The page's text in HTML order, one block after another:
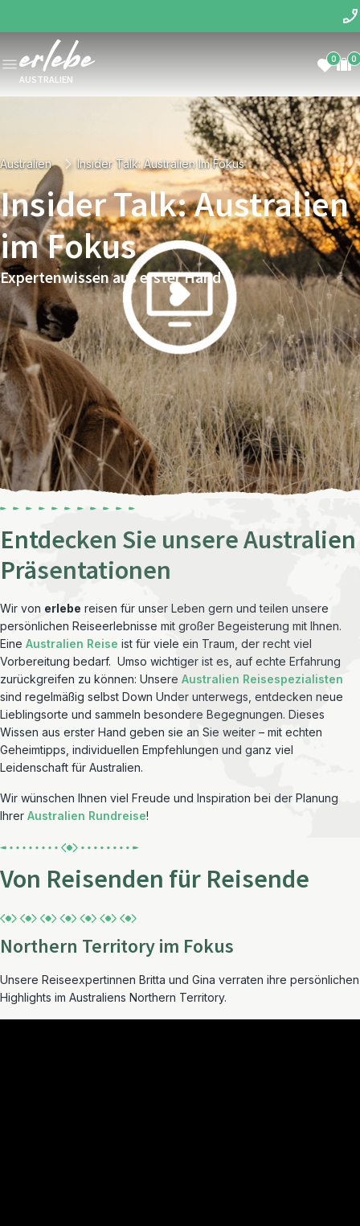
AUSTRALIEN
0 0
Australien Insider Talk: Australien Im Fokus
Insider Talk: Australien
im Fokus
Expertenwissen aus erster Hand
Entdecken Sie unsere Australien
Präsentationen
Wir von erlebe reisen für unser Leben gern und teilen unsere
persönlichen Reiseerlebnisse mit großer Begeisterung mit Ihnen.
Eine Australien Reise ist für viele ein Traum, der recht viel
Vorbereitung bedarf. Umso wichtiger ist es, auf echte Erfahrung
zurückgreifen zu können: Unsere Australien Reisespezialisten
sind regelmäßig selbst Down Under unterwegs, entdecken neue
Lieblingsorte und sammeln besondere Begegnungen. Dieses
Wissen aus erster Hand geben sie an Sie weiter – mit echten
Geheimtipps, individuellen Empfehlungen und ganz viel
Leidenschaft für Australien.
Wir wünschen Ihnen viel Freude und Inspiration bei der Planung
Ihrer Australien Rundreise!
Von Reisenden für Reisende
Northern Territory im Fokus
Unsere Reiseexpertinnen Britta und Gina verraten ihre persönlichen
Highlights im Australiens Northern Territory.